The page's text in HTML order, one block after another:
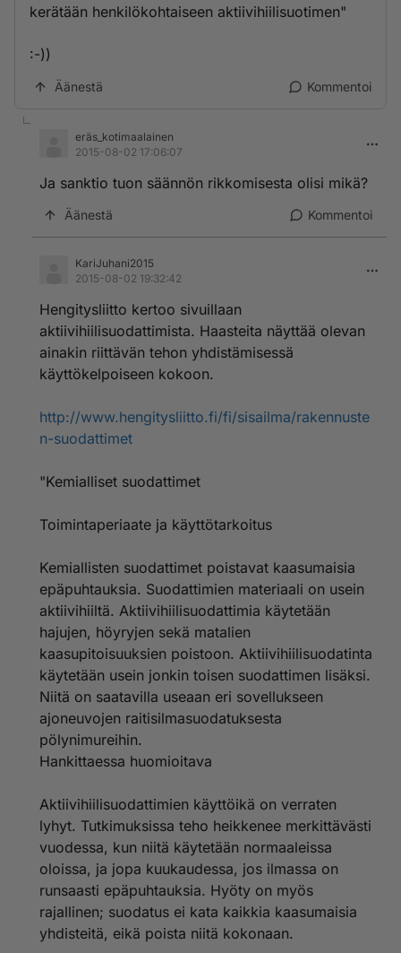
kerätään henkilökohtaiseen aktiivihiilisuotimen"
:-))
Äänestä Kommentoi
eräs_kotimaalainen
2015-08-02 17:06:07
Ja sanktio tuon säännön rikkomisesta olisi mikä?
Äänestä Kommentoi
KariJuhani2015
2015-08-02 19:32:42
Hengitysliitto kertoo sivuillaan
aktiivihiilisuodattimista. Haasteita näyttää olevan
ainakin riittävän tehon yhdistämisessä
käyttökelpoiseen kokoon.
http://www.hengitysliitto.fi/fi/sisailma/rakennuste
n-suodattimet
"Kemialliset suodattimet
Toimintaperiaate ja käyttötarkoitus
Kemiallisten suodattimet poistavat kaasumaisia
epäpuhtauksia. Suodattimien materiaali on usein
aktiivihiiltä. Aktiivihiilisuodattimia käytetään
hajujen, höyryjen sekä matalien
kaasupitoisuuksien poistoon. Aktiivihiilisuodatinta
käytetään usein jonkin toisen suodattimen lisäksi.
Niitä on saatavilla useaan eri sovellukseen
ajoneuvojen raitisilmasuodatuksesta
pölynimureihin.
Hankittaessa huomioitava
Aktiivihiilisuodattimien käyttöikä on verraten
lyhyt. Tutkimuksissa teho heikkenee merkittävästi
vuodessa, kun niitä käytetään normaaleissa
oloissa, ja jopa kuukaudessa, jos ilmassa on
runsaasti epäpuhtauksia. Hyöty on myös
rajallinen; suodatus ei kata kaikkia kaasumaisia
yhdisteitä, eikä poista niitä kokonaan.